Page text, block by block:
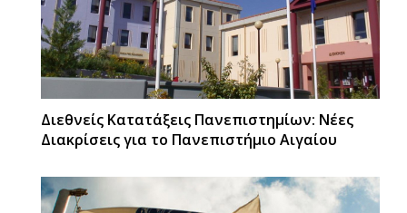
Διεθνείς Κατατάξεις Πανεπιστημίων: Νέες
Διακρίσεις για το Πανεπιστήμιο Αιγαίου